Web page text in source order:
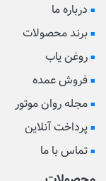
درباره ما
برند محصولات
روغن یاب
فروش عمده
مجله روان موتور
پرداخت آنلاین
تماس با ما